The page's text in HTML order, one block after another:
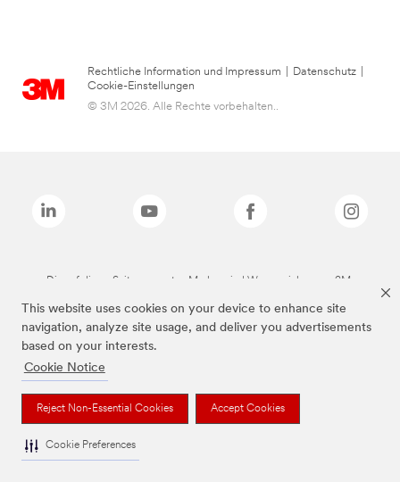
This website uses cookies on your device to enhance site
navigation, analyze site usage, and deliver you advertisements
based on your interests.
Cookie Notice
Reject Non-Essential Cookies Accept Cookies
Cookie Preferences
Rechtliche Information und Impressum Datenschutz
Cookie-Einstellungen
© 3M 2026. Alle Rechte vorbehalten..
Die auf dieser Seite genannten Marken sind Warenzeichen von 3M.